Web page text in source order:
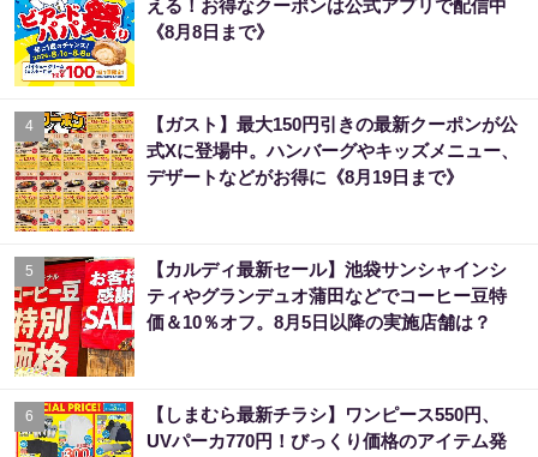
える！お得なクーポンは公式アプリで配信中
《8月8日まで》
4
【ガスト】最大150円引きの最新クーポンが公
式Xに登場中。ハンバーグやキッズメニュー、
デザートなどがお得に《8月19日まで》
5
【カルディ最新セール】池袋サンシャインシ
ティやグランデュオ蒲田などでコーヒー豆特
価＆10％オフ。8月5日以降の実施店舗は？
6
【しまむら最新チラシ】ワンピース550円、
UVパーカ770円！びっくり価格のアイテム発